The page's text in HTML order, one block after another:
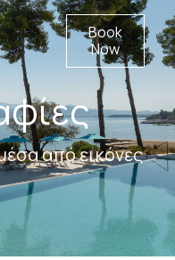
Book
Now
από εικόνες